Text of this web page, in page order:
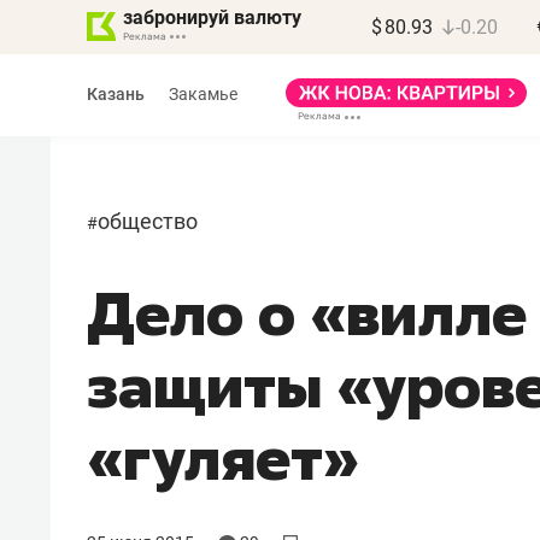
забронируй валюту $ 80.93 -0.20
Казань Закамье
#общество
Дело о
защиты
«гуляет»
Марат Арсланов
«КирпичХолдинг»
«Главная задача
девелопера – найти
правильный продукт»